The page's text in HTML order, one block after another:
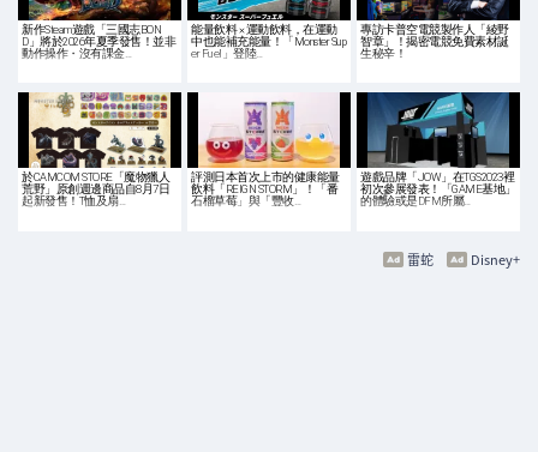
新作Steam遊戲「三國志BON
D」將於2026年夏季發售！並非
動作操作・沒有課金…
能量飲料 × 運動飲料，在運動
中也能補充能量！「Monster Sup
er Fuel」登陸…
專訪卡普空電競製作人「綾野
智章」！揭密電競免費素材誕
生秘辛！
於CAMCOM STORE「魔物獵人
荒野」原創週邊商品自8月7日
起新發售！T恤及扇…
評測日本首次上市的健康能量
飲料「REIGN STORM」！「番
石榴草莓」與「豐收…
遊戲品牌「JOW」在TGS2023裡
初次參展發表！「GAME基地」
的體驗或是DFM所屬…
Disney+
雷蛇